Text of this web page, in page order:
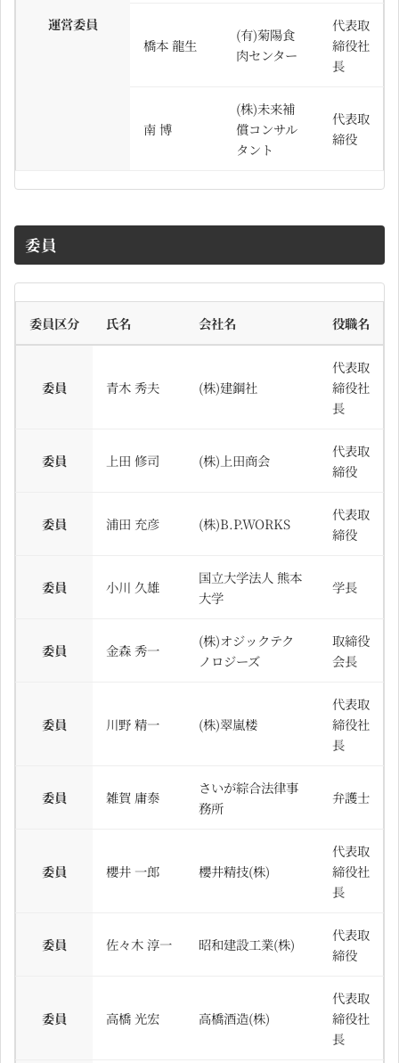
運営委員
橋本 龍生
(有)菊陽食
肉センター
代表取
締役社
長
南 博
(株)未来補
償コンサル
タント
代表取
締役
委員
委員区分 氏名 会社名 役職名
委員 青木 秀夫 (株)建鋼社
代表取
締役社
長
委員 上田 修司 (株)上田商会
代表取
締役
委員 浦田 充彦 (株)B.P.WORKS
代表取
締役
委員 小川 久雄
国立大学法人 熊本
大学
学長
委員 金森 秀一
(株)オジックテク
ノロジーズ
取締役
会長
委員 川野 精一 (株)翠嵐楼
代表取
締役社
長
委員 雑賀 庸泰
さいが綜合法律事
務所
弁護士
委員 櫻井 一郎 櫻井精技(株)
代表取
締役社
長
委員 佐々木 淳一 昭和建設工業(株)
代表取
締役
委員 高橋 光宏 高橋酒造(株)
代表取
締役社
長